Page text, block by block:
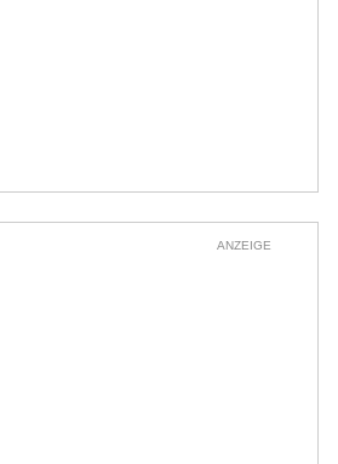
ANZEIGE